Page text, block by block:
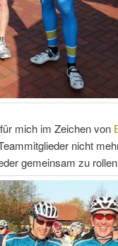
mich im Zeichen von
nicht
gemeinsam zu